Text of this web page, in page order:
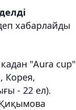
хабарлайды
"Aura cup"
Корея,
- 22 ел).